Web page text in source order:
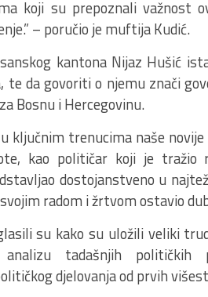
koji su prepoznali važnost
– poručio je muftija Kudić.
kantona Nijaz Hušić
te da govoriti o njemu znači
Bosnu i Hercegovinu.
ključnim trenucima naše
kao političar koji je
dostojanstveno u
radom i žrtvom ostavio
su kako su uložili veliki
tadašnjih političkih
djelovanja od prvih